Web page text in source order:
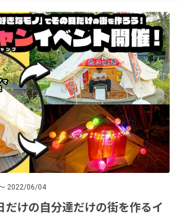
2022/06/04
だけの自分達だけの街を作るイ